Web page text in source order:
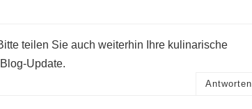
teilen Sie auch weiterhin Ihre kulinarische
Update.
Antworten